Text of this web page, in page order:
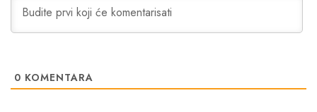
0 KOMENTARA